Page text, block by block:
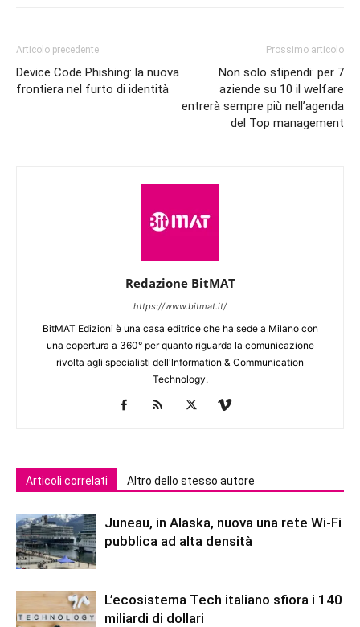
Articolo precedente
Device Code Phishing: la nuova
frontiera nel furto di identità
Prossimo articolo
Non solo stipendi: per 7
aziende su 10 il welfare
entrerà sempre più nell’agenda
del Top management
Redazione BitMAT
https://www.bitmat.it/
BitMAT Edizioni è una casa editrice che ha sede a Milano con
una copertura a 360° per quanto riguarda la comunicazione
rivolta agli specialisti dell'lnformation & Communication
Technology.
Articoli correlati Altro dello stesso autore
Juneau, in Alaska, nuova una rete Wi-Fi
pubblica ad alta densità
L’ecosistema Tech italiano sfiora i 140
miliardi di dollari